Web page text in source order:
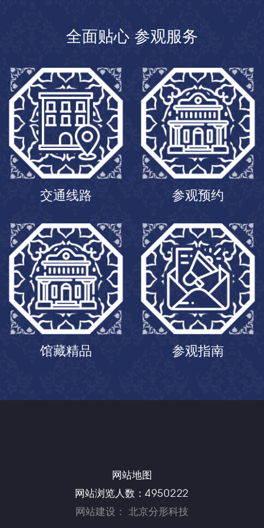
全面贴心 参观服务
交通线路 参观预约
馆藏精品 参观指南
网站地图
网站浏览人数：4950222
网站建设 ： 北京分形科技